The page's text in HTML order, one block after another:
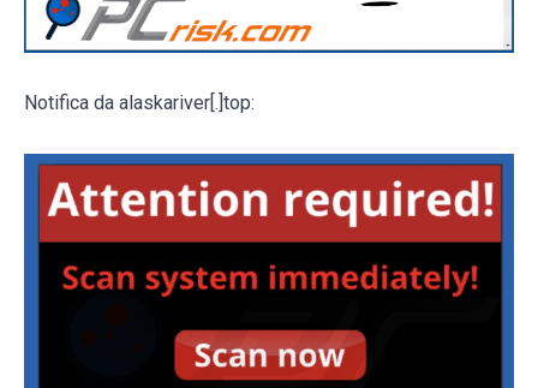
Notifica da alaskariver[.]top: